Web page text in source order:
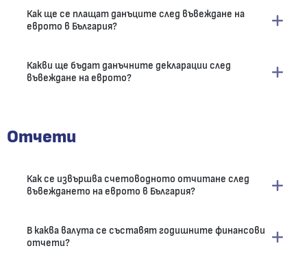
Как ще се плащат данъците след въвеждане на
еврото в България?
Какви ще бъдат данъчните декларации след
въвеждане на еврото?
Отчети
Как се извършва счетоводното отчитане след
въвеждането на еврото в България?
В каква валута се съставят годишните финансови
отчети?